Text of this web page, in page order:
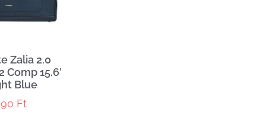
Zalia 2.0
Comp 15.6′
Blue
Ft